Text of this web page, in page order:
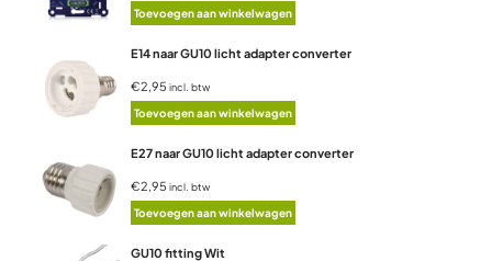
Toevoegen aan winkelwagen
E14 naar GU10 licht adapter converter
€2,95incl. btw
Toevoegen aan winkelwagen
E27 naar GU10 licht adapter converter
€2,95incl. btw
Toevoegen aan winkelwagen
GU10 fitting Wit